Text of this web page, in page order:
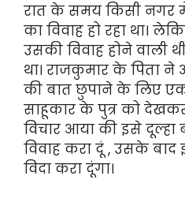
रात के समय किसी नगर
का विवाह हो रहा था।
उसकी विवाह होने
था। राजकुमार के पिता ने
की बात छुपाने के लिए
साहूकार के पुत्र को
विचार आया की इसे
विवाह करा दूं , उसके
विदा करा दूंगा।